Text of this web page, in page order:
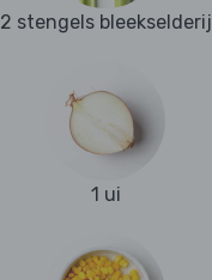
2 stengels bleekselderij
1 ui